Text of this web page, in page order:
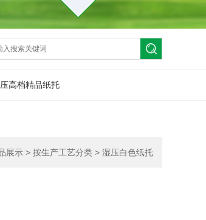
高档精品纸托
展示 > 按生产工艺分类 > 湿压白色纸托